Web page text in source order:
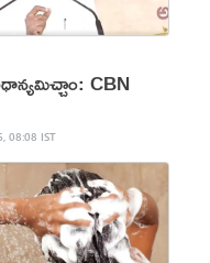
CBN
08:08 IST